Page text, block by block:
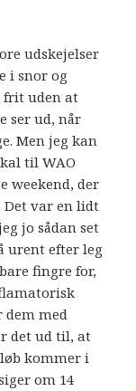
udskejelser
i snor og
frit uden at
ser ud, når
Men jeg kan
til WAO
weekend, der
Det var en lidt
jo sådan set
urent efter leg
fingre for,
dem med
det ud til, at
kommer i
om 14